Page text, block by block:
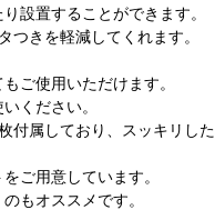
設置することができます。
つきを軽減してくれます。
ご使用いただけます。
ください。
属しており、スッキリし
ご用意しています。
もオススメです。